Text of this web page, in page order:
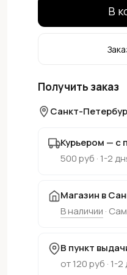
В
Получить заказ
Санкт-
Курьером — с
500 руб · 1-2
Магазин в
В наличии ·
В пункт
от 120 руб · 1-2